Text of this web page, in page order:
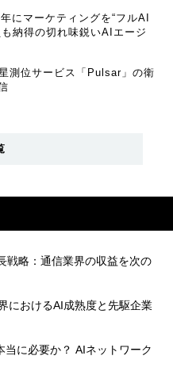
にマーケティングを“フルAI
納得の切れ味鋭いAIエージ
測位サービス「Pulsar」の衛
戦略：通信業界の収益を次の
におけるAI成熟度と先駆企業
に必要か？ AIネットワーク